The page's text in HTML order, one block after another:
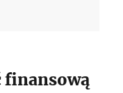
finansową